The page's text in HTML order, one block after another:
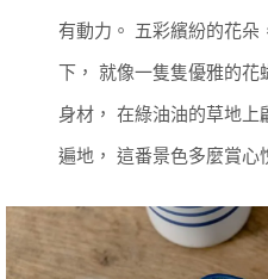
有動力。 五彩繽紛的花朵
下， 就像一隻隻優雅的花
身材， 在綠油油的草地上
遍地， 這番景色多麼賞心